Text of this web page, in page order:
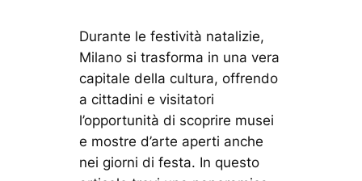
Durante le festività natalizie,
Milano si trasforma in una vera
capitale della cultura, offrendo
a cittadini e visitatori
l’opportunità di scoprire musei
e mostre d’arte aperti anche
nei giorni di festa. In questo